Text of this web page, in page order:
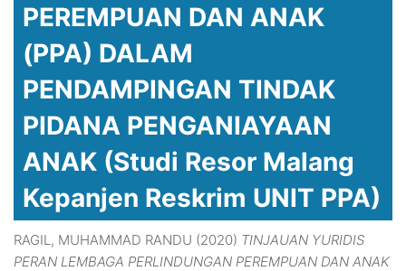
PEREMPUAN DAN ANAK
(PPA) DALAM
PENDAMPINGAN TINDAK
PIDANA PENGANIAYAAN
ANAK (Studi Resor Malang
Kepanjen Reskrim UNIT PPA)
RAGIL, MUHAMMAD RANDU (2020) TINJAUAN YURIDIS
PERAN LEMBAGA PERLINDUNGAN PEREMPUAN DAN ANAK